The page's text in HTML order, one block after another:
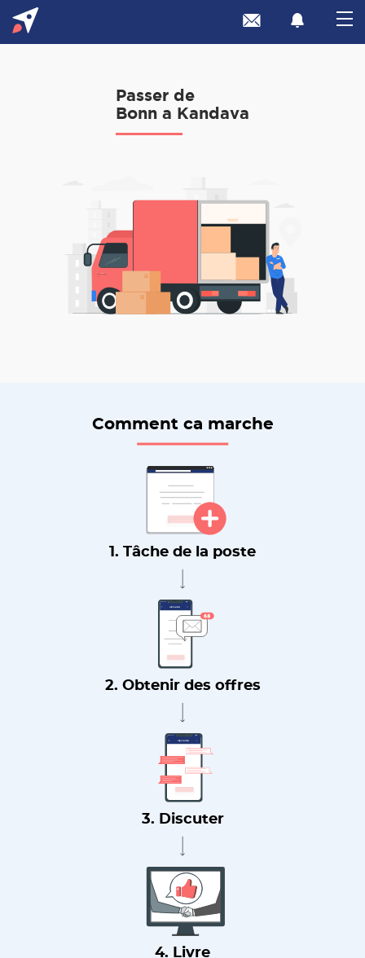
Passer de
Bonn a Kandava
Comment ca marche
1. Tâche de la poste
2. Obtenir des offres
3. Discuter
4. Livre